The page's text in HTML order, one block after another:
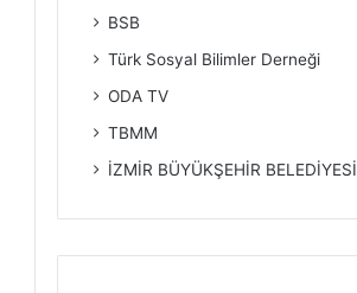
BSB
Türk Sosyal Bilimler Derneği
ODA TV
TBMM
İZMİR BÜYÜKŞEHİR BELEDİYESİ